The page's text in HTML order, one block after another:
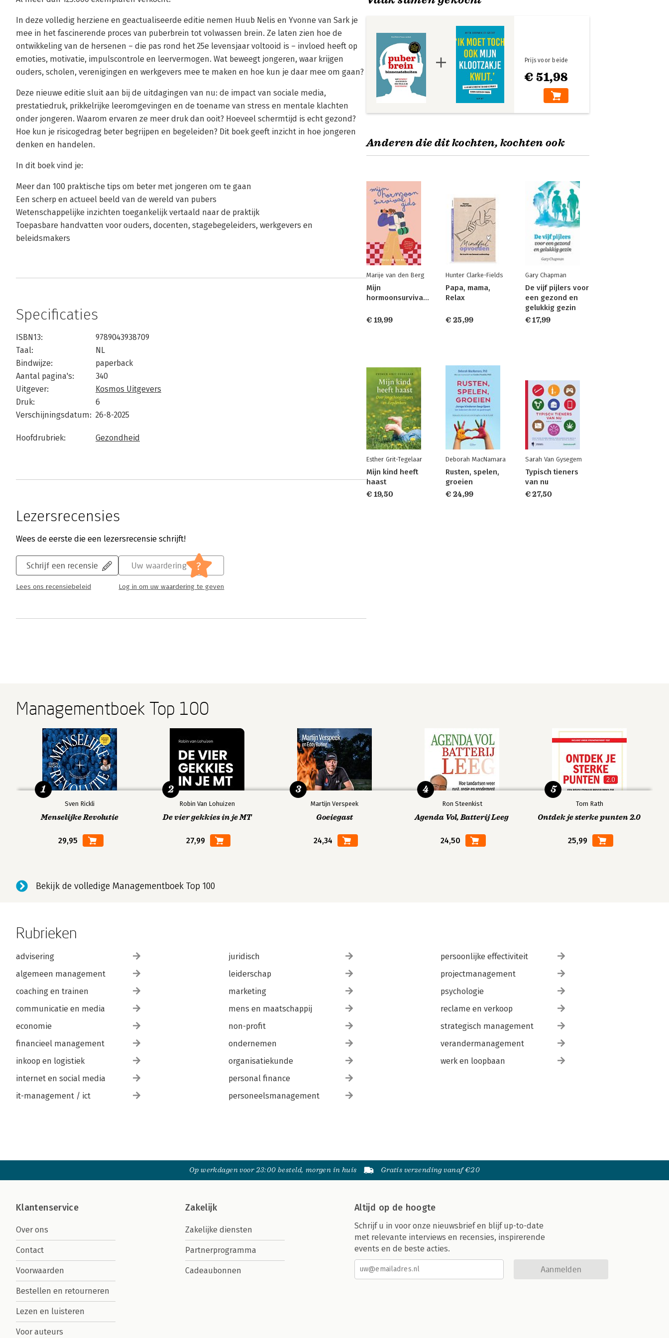
In deze volledig herziene en geactualiseerde editie nemen Huub Nelis en Yvonne van Sark je
mee in het fascinerende proces van puberbrein tot volwassen brein. Ze laten zien hoe de
ontwikkeling van de hersenen – die pas rond het 25e levensjaar voltooid is – invloed heeft op
emoties, motivatie, impulscontrole en leervermogen. Wat beweegt jongeren, waar krijgen
ouders, scholen, verenigingen en werkgevers mee te maken en hoe kun je daar mee om gaan?
Deze nieuwe editie sluit aan bij de uitdagingen van nu: de impact van sociale media,
prestatiedruk, prikkelrijke leeromgevingen en de toename van stress en mentale klachten
onder jongeren. Waarom ervaren ze meer druk dan ooit? Hoeveel schermtijd is echt gezond?
Hoe kun je risicogedrag beter begrijpen en begeleiden? Dit boek geeft inzicht in hoe jongeren
denken en handelen.
In dit boek vind je:
Meer dan 100 praktische tips om beter met jongeren om te gaan
Een scherp en actueel beeld van de wereld van pubers
Wetenschappelijke inzichten toegankelijk vertaald naar de praktijk
Toepasbare handvatten voor ouders, docenten, stagebegeleiders, werkgevers en
beleidsmakers
Specificaties
ISBN13:
9789043938709
Taal:
NL
Bindwijze:
paperback
Aantal pagina's:
340
Uitgever:
Kosmos Uitgevers
Druk:
6
Verschijningsdatum: 26-8-2025
Hoofdrubriek: Gezondheid
Lezersrecensies
Wees de eerste die een lezersrecensie schrijft!
Schrijf een recensie
Lees ons recensiebeleid
Uw waardering ?
Log in om uw waardering te geven
€ 51,98
Prijs voor beide
Anderen die dit kochten, kochten ook
Marije van den Berg
Mijn
hormoonsurvivalgids
€ 19,99
Hunter Clarke-Fields
Papa, mama,
Relax
€ 25,99
Gary Chapman
De vijf pijlers voor
een gezond en
gelukkig gezin
€ 17,99
Esther Grit-Tegelaar
Mijn kind heeft
haast
€ 19,50
Deborah MacNamara
Rusten, spelen,
groeien
€ 24,99
Sarah Van Gysegem
Typisch tieners
van nu
€ 27,50
Managementboek Top 100
Sven Rickli
Menselijke Revolutie
29,95
1
Robin Van Lohuizen
De vier gekkies in je MT
27,99
2
Martijn Verspeek
Goeiegast
24,34
3
Ron Steenkist
Agenda Vol, Batterij Leeg
24,50
4
Tom Rath
Ontdek je sterke punten 2.0
25,99
5
Bekijk de volledige Managementboek Top 100
Rubrieken
advisering
algemeen management
coaching en trainen
communicatie en media
economie
financieel management
inkoop en logistiek
internet en social media
it-management / ict
juridisch
leiderschap
marketing
mens en maatschappij
non-profit
ondernemen
organisatiekunde
personal finance
personeelsmanagement
persoonlijke effectiviteit
projectmanagement
psychologie
reclame en verkoop
strategisch management
verandermanagement
werk en loopbaan
Op werkdagen voor 23:00 besteld, morgen in huis Gratis verzending vanaf €20
Klantenservice
Over ons
Contact
Voorwaarden
Bestellen en retourneren
Lezen en luisteren
Voor auteurs
Zakelijk
Zakelijke diensten
Partnerprogramma
Cadeaubonnen
Altijd op de hoogte
Schrijf u in voor onze nieuwsbrief en blijf up-to-date
met relevante interviews en recensies, inspirerende
events en de beste acties.
Aanmelden